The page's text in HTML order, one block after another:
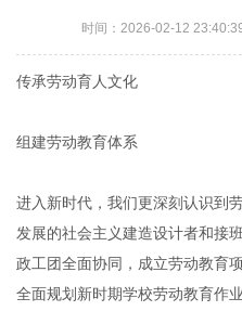
时间：2026-02-12
传承劳动育人文化
组建劳动教育体系
进入新时代，我们更深刻认识到
发展的社会主义建造设计者和接
政工团全面协同，成立劳动教育
全面规划新时期学校劳动教育作业